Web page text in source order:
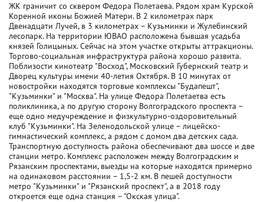
ЖК граничит со сквером Федора Полетаева. Рядом храм Курской
Коренной иконы Божией Матери. В 2 километрах парк
Двенадцати Лучей, в 3 километрах – Кузьминки и Жулебинский
лесопарк. На территории ЮВАО расположена бывшая усадьба
князей Голицыных. Сейчас на этом участке открыты аттракционы.
Торгово-социальная инфраструктура района хорошо развита.
Поблизости кинотеатр "Восход", Московский Губернский театр и
Дворец культуры имени 40-летия Октября. В 10 минутах от
новостройки находятся торговые комплексы "Будапешт",
"Кузьминки" и "Москва". На улице Федора Полетаетва есть
поликлиника, а по другую сторону Волгоградского проспекта –
еще одно медучреждение и физкультурно-оздоровительный
клуб "Кузьминки". На Зеленодольской улице – лицейско-
гимнастический комплекс, а рядом с домом два детских сада.
Транспортную доступность района обеспечивают два шоссе и две
станции метро. Комплекс расположен между Волгоградским и
Рязанским проспектами, выезды на которые находятся примерно
на одинаковом расстоянии – 1,5-2 км. В пешей доступности
метро "Кузьминки" и "Рязанский проспект", а в 2018 году
откроется еще одна станция – "Окская улица".